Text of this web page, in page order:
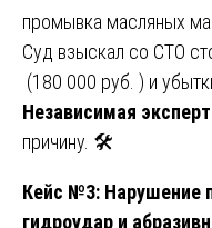
промывка масляных
Суд взыскал со СТО
(180 000 руб. ) и
Независимая
причину. 🛠️
Кейс №3: Нарушение
гидроудар и